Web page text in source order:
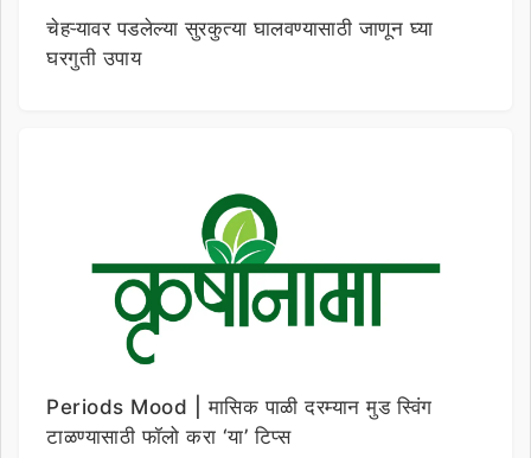
चेहऱ्यावर पडलेल्या सुरकुत्या घालवण्यासाठी जाणून घ्या
घरगुती उपाय
Periods Mood | मासिक पाळी दरम्यान मुड स्विंग
टाळण्यासाठी फॉलो करा ‘या’ टिप्स